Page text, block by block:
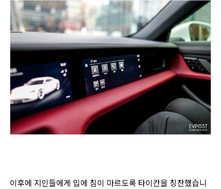
이후에 지인들에게 입에 침이 마르도록 타이칸을 칭찬했습니